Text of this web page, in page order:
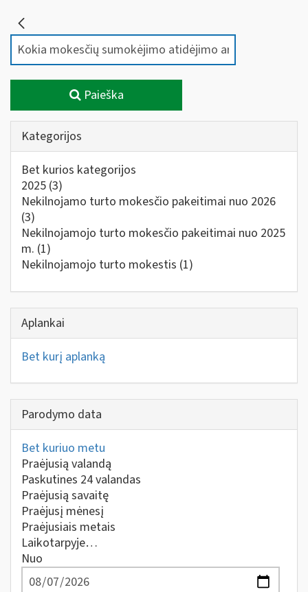
Paieška
Kategorijos
Bet kurios kategorijos
2025 (3)
Nekilnojamo turto mokesčio pakeitimai nuo 2026
(3)
Nekilnojamojo turto mokesčio pakeitimai nuo 2025
m. (1)
Nekilnojamojo turto mokestis (1)
Aplankai
Bet kurį aplanką
Parodymo data
Bet kuriuo metu
Praėjusią valandą
Paskutines 24 valandas
Praėjusią savaitę
Praėjusį mėnesį
Praėjusiais metais
Laikotarpyje…
Nuo